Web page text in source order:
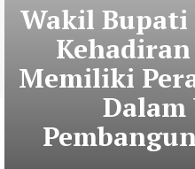
Wakil
Memiliki
Dalam